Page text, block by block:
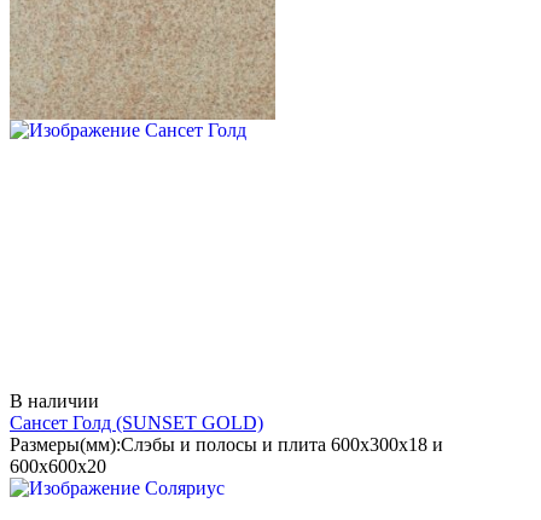
В наличии
Сансет Голд (SUNSET GOLD)
Размеры(мм):Слэбы и полосы и плита 600х300х18 и
600х600х20